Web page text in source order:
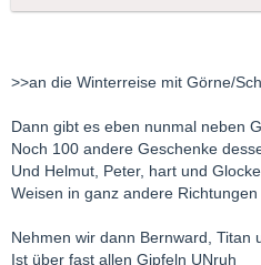
gehen.
Bei einem Berg ist es ähnlich.
andere gehen auf dem
andere suchen mindestens
Ja, ich gestehe, das Timbre
Matthias Goerne / Eric Schneider
SALVE
>>an die Winterreise mit Görne/
Dann gibt es eben nunmal neben
Noch 100 andere Geschenke
Und Helmut, Peter, hart und
Weisen in ganz andere Richtungen
Nehmen wir dann Bernward, Titan
Ist über fast allen Gipfeln UNruh